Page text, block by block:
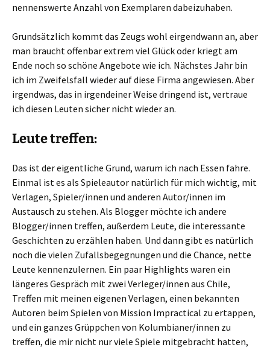
nennenswerte Anzahl von Exemplaren dabeizuhaben.
Grundsätzlich kommt das Zeugs wohl eirgendwann an, aber
man braucht offenbar extrem viel Glück oder kriegt am
Ende noch so schöne Angebote wie ich. Nächstes Jahr bin
ich im Zweifelsfall wieder auf diese Firma angewiesen. Aber
irgendwas, das in irgendeiner Weise dringend ist, vertraue
ich diesen Leuten sicher nicht wieder an.
Leute treffen:
Das ist der eigentliche Grund, warum ich nach Essen fahre.
Einmal ist es als Spieleautor natürlich für mich wichtig, mit
Verlagen, Spieler/innen und anderen Autor/innen im
Austausch zu stehen. Als Blogger möchte ich andere
Blogger/innen treffen, außerdem Leute, die interessante
Geschichten zu erzählen haben. Und dann gibt es natürlich
noch die vielen Zufallsbegegnungen und die Chance, nette
Leute kennenzulernen. Ein paar Highlights waren ein
längeres Gespräch mit zwei Verleger/innen aus Chile,
Treffen mit meinen eigenen Verlagen, einen bekannten
Autoren beim Spielen von Mission Impractical zu ertappen,
und ein ganzes Grüppchen von Kolumbianer/innen zu
treffen, die mir nicht nur viele Spiele mitgebracht hatten,